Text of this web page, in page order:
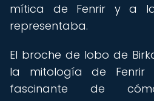
mítica de Fenrir y a
representaba.
El broche de lobo de
la mitología de Fenrir
fascinante de